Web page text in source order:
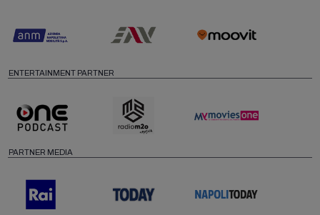
ENTERTAINMENT PARTNER
PARTNER MEDIA